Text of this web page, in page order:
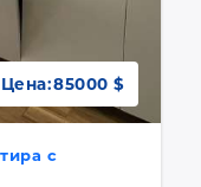
с
Цена:85000 $